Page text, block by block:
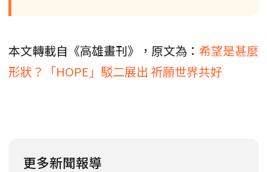
本文轉載自《高雄畫刊》，原文為： 希望是甚麼
形狀？「HOPE」駁二展出 祈願世界共好
更多新聞報導